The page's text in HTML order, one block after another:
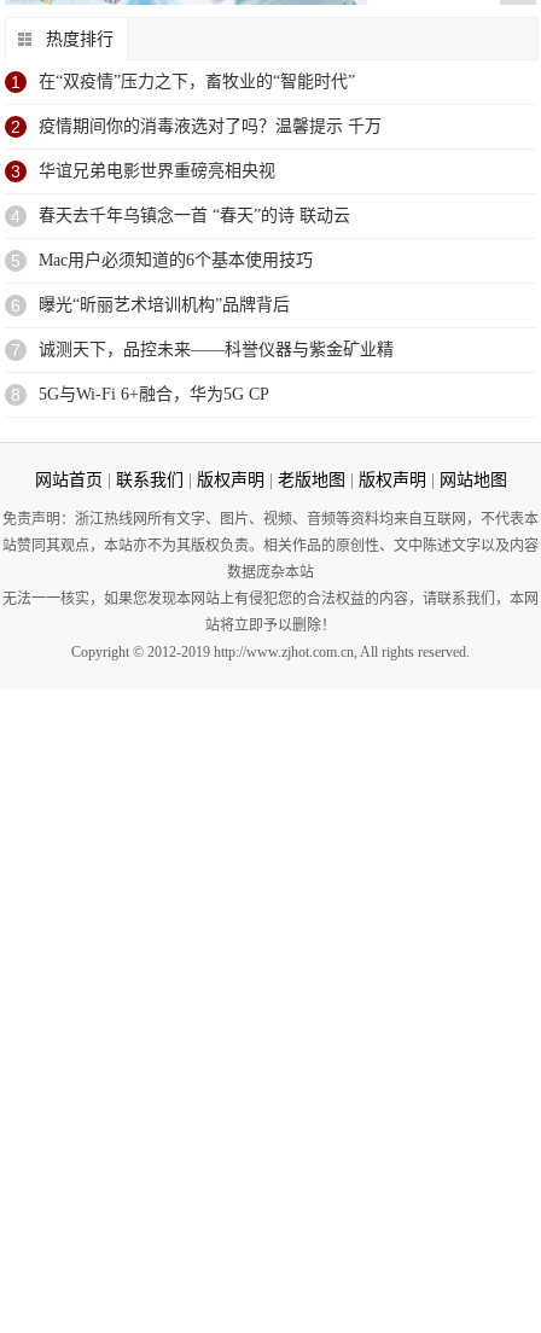
热度排行
1 在“双疫情”压力之下，畜牧业的“智能时代”
2 疫情期间你的消毒液选对了吗？温馨提示 千万
3 华谊兄弟电影世界重磅亮相央视
4 春天去千年乌镇念一首 “春天”的诗 联动云
5 Mac用户必须知道的6个基本使用技巧
6 曝光“昕丽艺术培训机构”品牌背后
7 诚测天下，品控未来——科誉仪器与紫金矿业精
8 5G与Wi-Fi 6+融合，华为5G CP
网站首页 联系我们 版权声明 老版地图 版权声明 网站地图
免责声明：浙江热线网所有文字、图片、视频、音频等资料均来自互联网，不代表本
站赞同其观点，本站亦不为其版权负责。相关作品的原创性、文中陈述文字以及内容
数据庞杂本站
无法一一核实，如果您发现本网站上有侵犯您的合法权益的内容，请联系我们，本网
站将立即予以删除！
Copyright © 2012-2019 http://www.zjhot.com.cn, All rights reserved.